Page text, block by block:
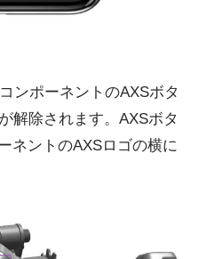
ンポーネントのAXSボタ
解除されます。AXSボタ
ネントのAXSロゴの横に